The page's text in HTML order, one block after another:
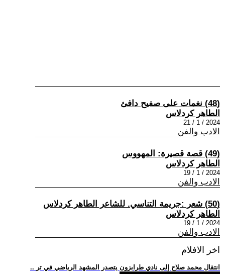
(48) نغمات على صفيح دافئ
الطاهر كردلاس
2024 / 1 / 21
الادب والفن
(49) قصة قصيرة: المهووس
الطاهر كردلاس
2024 / 1 / 19
الادب والفن
(50) شعر :جريمة التناسي. للشاعر الطاهر كردلاس
الطاهر كردلاس
2024 / 1 / 19
الادب والفن
اخر الافلام
.. انتقال محمد صلاح إلى نادي طرابزون يتصدر المشهد الرياضي في تر